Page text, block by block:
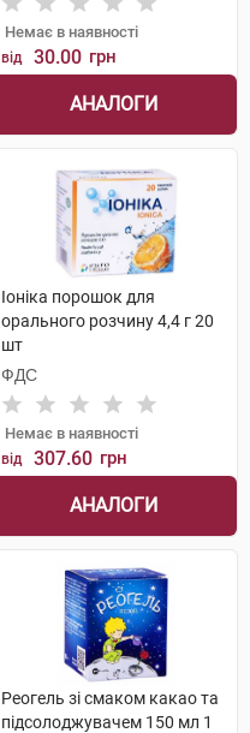
Немає в наявності
від 30.00 грн
АНАЛОГИ
Іоніка порошок для
орального розчину 4,4 г 20
шт
ФДС
Немає в наявності
від 307.60 грн
АНАЛОГИ
Реогель зі смаком какао та
підсолоджувачем 150 мл 1